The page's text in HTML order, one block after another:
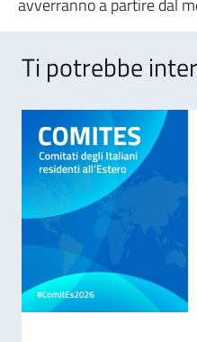
avverranno a partire dal
Ti potrebbe